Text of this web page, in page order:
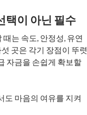
택이 아닌 필수
는 속도, 안정성, 유연
곳은 각기 장점이 뚜렷
자금을 손쉽게 확보할
도 마음의 여유를 지켜